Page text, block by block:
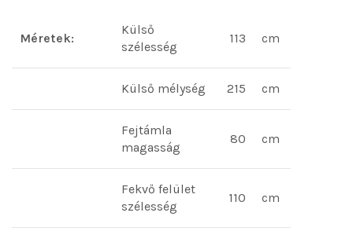
Méretek:
Külső
szélesség
113 cm
Külső mélység 215 cm
Fejtámla
magasság
80 cm
Fekvő felület
szélesség
110 cm